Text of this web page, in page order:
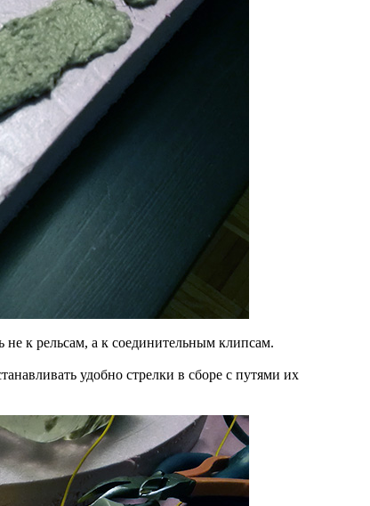
к рельсам, а к соединительным клипсам.
удобно стрелки в сборе с путями их